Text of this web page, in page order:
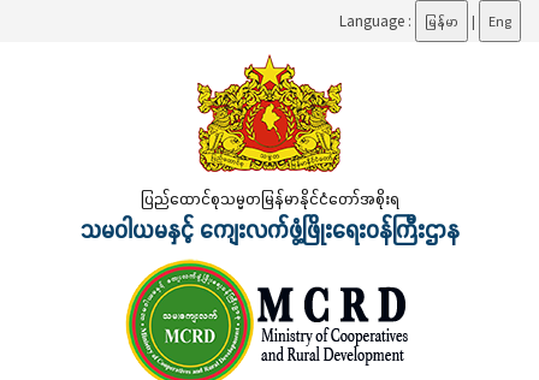
Language : မြန်မာ | Eng
ပြည်ထောင်စုသမ္မတမြန်မာနိုင်ငံတော်အစိုးရ
သမဝါယမနှင့် ကျေးလက်ဖွံ့ဖြိုးရေးဝန်ကြီးဌာန